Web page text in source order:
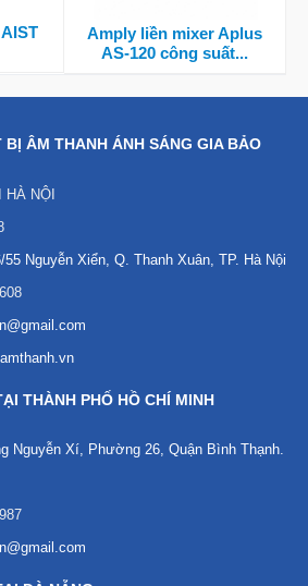
Amply liền mixer Aplus
AS-120 công suất...
BỊ ÂM THANH ÁNH SÁNG GIA BẢO
HÀ NỘI
55 Nguyễn Xiển, Q. Thanh Xuân, TP. Hà Nội
THÀNH PHỐ HỒ CHÍ MINH
Nguyễn Xí, Phường 26, Quận Bình Thạnh.